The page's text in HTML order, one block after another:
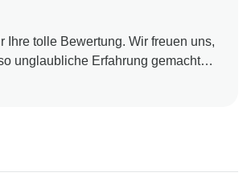
Ihre tolle Bewertung. Wir freuen uns,
unglaubliche Erfahrung gemacht
unser Team von Anfang bis Ende